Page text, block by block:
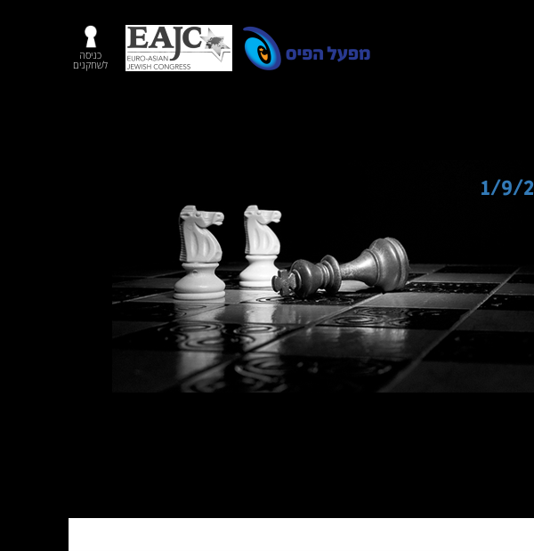
כניסה
לשחקנים